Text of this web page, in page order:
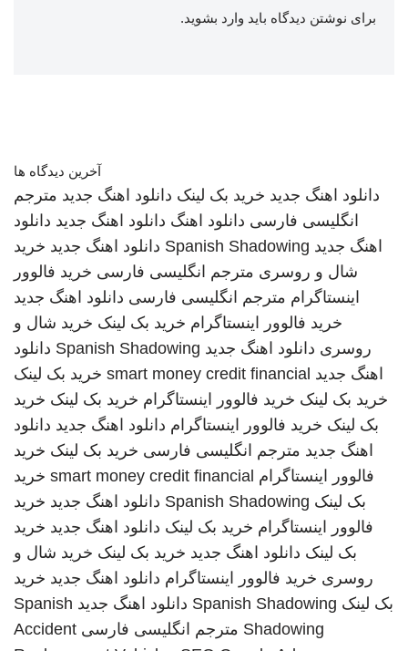
برای نوشتن دیدگاه باید وارد بشوید.
آخرین دیدگاه ها
دانلود اهنگ جدید خرید بک لینک دانلود اهنگ جدید مترجم
انگلیسی فارسی دانلود اهنگ دانلود اهنگ جدید دانلود
اهنگ جدید Spanish Shadowing دانلود اهنگ جدید خرید
شال و روسری مترجم انگلیسی فارسی خرید فالوور
اینستاگرام مترجم انگلیسی فارسی دانلود اهنگ جدید
خرید فالوور اینستاگرام خرید بک لینک خرید شال و
روسری دانلود اهنگ جدید Spanish Shadowing دانلود
اهنگ جدید smart money credit financial خرید بک لینک
خرید بک لینک خرید فالوور اینستاگرام خرید بک لینک خرید
بک لینک خرید فالوور اینستاگرام دانلود اهنگ جدید دانلود
اهنگ جدید مترجم انگلیسی فارسی خرید بک لینک خرید
فالوور اینستاگرام smart money credit financial خرید
بک لینک Spanish Shadowing دانلود اهنگ جدید خرید
فالوور اینستاگرام خرید بک لینک دانلود اهنگ جدید خرید
بک لینک دانلود اهنگ جدید خرید بک لینک خرید شال و
روسری خرید فالوور اینستاگرام دانلود اهنگ جدید خرید
بک لینک Spanish Shadowing دانلود اهنگ جدید Spanish
Shadowing مترجم انگلیسی فارسی Accident